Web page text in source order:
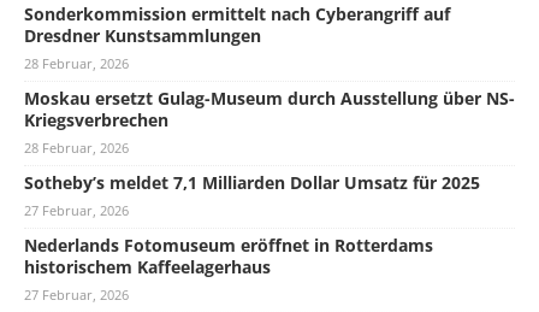
Sonderkommission ermittelt nach Cyberangriff auf
Dresdner Kunstsammlungen
28 Februar, 2026
Moskau ersetzt Gulag-Museum durch Ausstellung über NS-
Kriegsverbrechen
28 Februar, 2026
Sotheby’s meldet 7,1 Milliarden Dollar Umsatz für 2025
27 Februar, 2026
Nederlands Fotomuseum eröffnet in Rotterdams
historischem Kaffeelagerhaus
27 Februar, 2026